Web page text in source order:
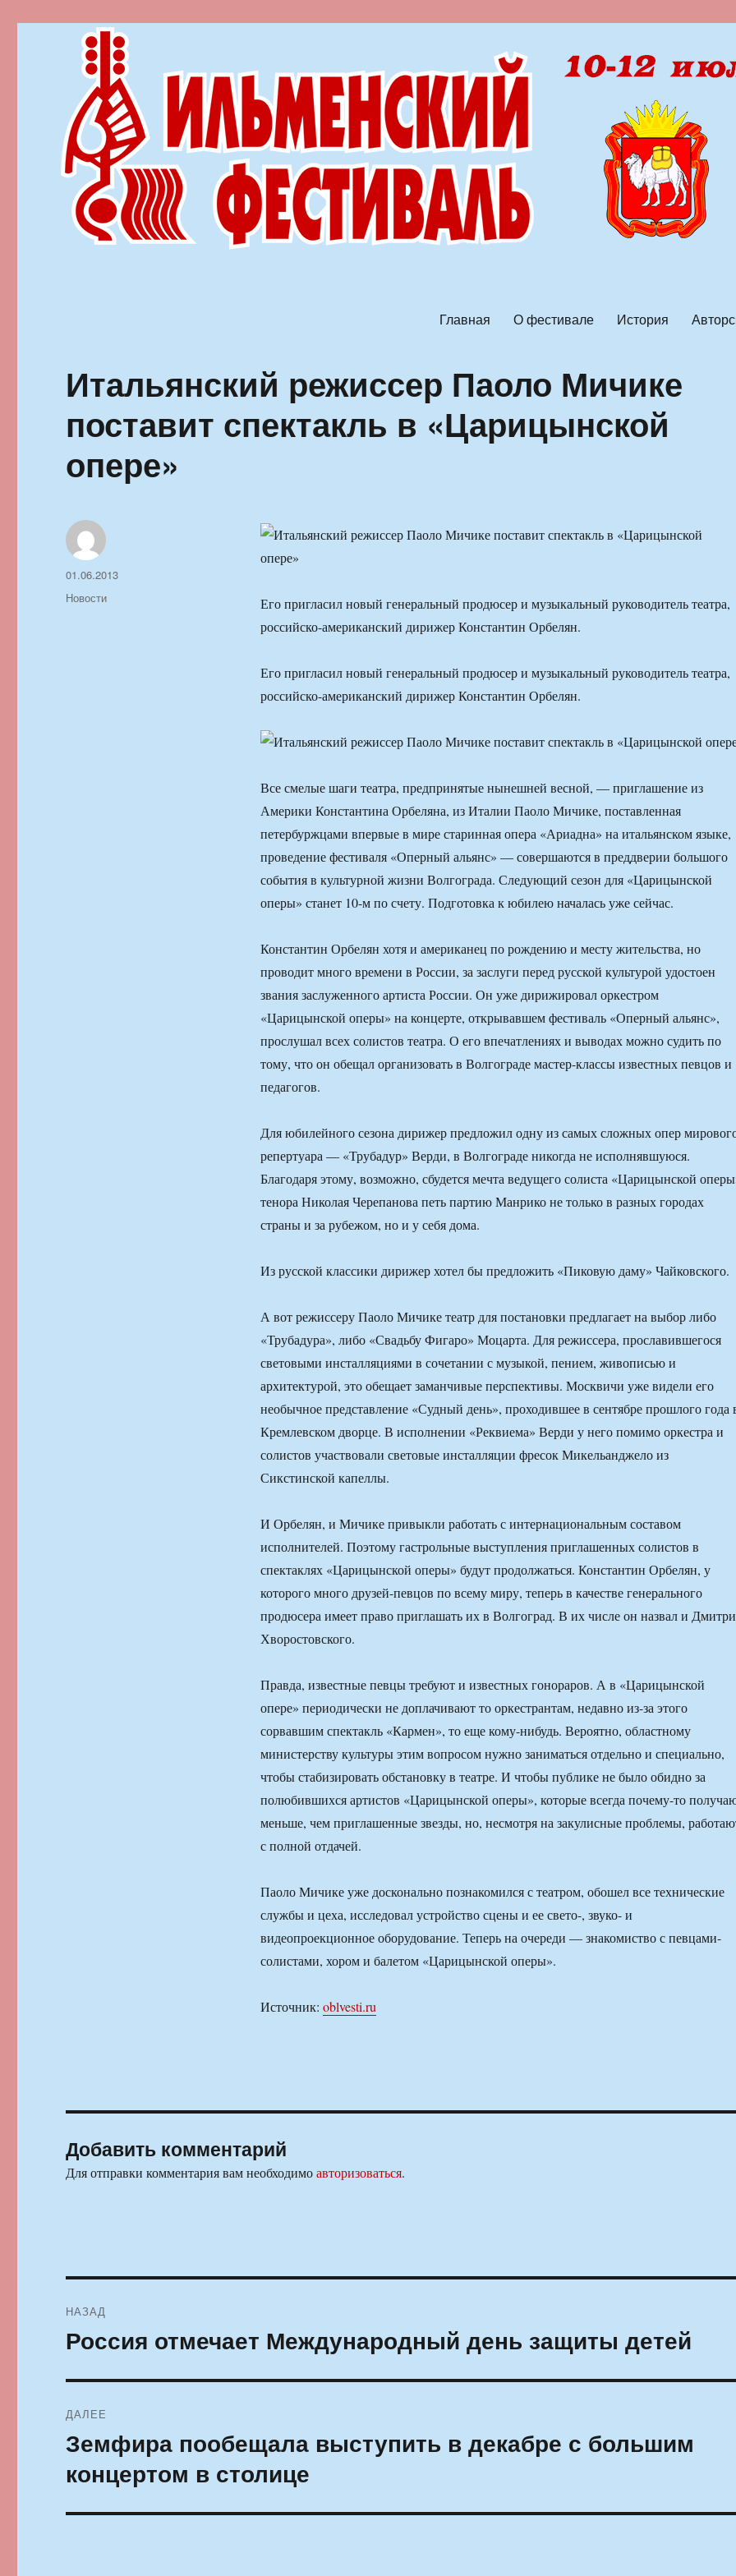
Главная О фестивале История
Итальянский режиссер Паоло Мичике
поставит спектакль в «Царицынской
опере»
Его пригласил новый генеральный продюсер и музыкальный руководитель театра,
российско-американский дирижер Константин Орбелян.
Его пригласил новый генеральный продюсер и музыкальный руководитель театра,
российско-американский дирижер Константин Орбелян.
Все смелые шаги театра, предпринятые нынешней весной, — приглашение из
Америки Константина Орбеляна, из Италии Паоло Мичике, поставленная
петербуржцами впервые в мире старинная опера «Ариадна» на итальянском языке,
проведение фестиваля «Оперный альянс» — совершаются в преддверии большого
события в культурной жизни Волгограда. Следующий сезон для «Царицынской
оперы» станет 10-м по счету. Подготовка к юбилею началась уже сейчас.
Константин Орбелян хотя и американец по рождению и месту жительства, но
проводит много времени в России, за заслуги перед русской культурой удостоен
звания заслуженного артиста России. Он уже дирижировал оркестром
«Царицынской оперы» на концерте, открывавшем фестиваль «Оперный альянс»,
прослушал всех солистов театра. О его впечатлениях и выводах можно судить по
тому, что он обещал организовать в Волгограде мастер-классы известных певцов и
педагогов.
Для юбилейного сезона дирижер предложил одну из самых сложных опер
репертуара — «Трубадур» Верди, в Волгограде никогда не исполнявшуюся.
Благодаря этому, возможно, сбудется мечта ведущего солиста «Царицынской
тенора Николая Черепанова петь партию Манрико не только в разных городах
страны и за рубежом, но и у себя дома.
Из русской классики дирижер хотел бы предложить «Пиковую даму» Чайковского.
А вот режиссеру Паоло Мичике театр для постановки предлагает на выбор либо
«Трубадура», либо «Свадьбу Фигаро» Моцарта. Для режиссера, прославившегося
световыми инсталляциями в сочетании с музыкой, пением, живописью и
архитектурой, это обещает заманчивые перспективы. Москвичи уже видели его
необычное представление «Судный день», проходившее в сентябре прошлого года
Кремлевском дворце. В исполнении «Реквиема» Верди у него помимо оркестра и
солистов участвовали световые инсталляции фресок Микельанджело из
Сикстинской капеллы.
И Орбелян, и Мичике привыкли работать с интернациональным составом
исполнителей. Поэтому гастрольные выступления приглашенных солистов в
спектаклях «Царицынской оперы» будут продолжаться. Константин Орбелян, у
которого много друзей-певцов по всему миру, теперь в качестве генерального
продюсера имеет право приглашать их в Волгоград. В их числе он назвал и
Хворостовского.
Правда, известные певцы требуют и известных гонораров. А в «Царицынской
опере» периодически не доплачивают то оркестрантам, недавно из-за этого
сорвавшим спектакль «Кармен», то еще кому-нибудь. Вероятно, областному
министерству культуры этим вопросом нужно заниматься отдельно и специально,
чтобы стабизировать обстановку в театре. И чтобы публике не было обидно за
полюбившихся артистов «Царицынской оперы», которые всегда почему-то
меньше, чем приглашенные звезды, но, несмотря на закулисные проблемы,
с полной отдачей.
Паоло Мичике уже досконально познакомился с театром, обошел все технические
службы и цеха, исследовал устройство сцены и ее свето-, звуко- и
видеопроекционное оборудование. Теперь на очереди — знакомиство с певцами-
солистами, хором и балетом «Царицынской оперы».
Источник: oblvesti.ru
Автор
Опубликовано
01.06.2013
Рубрики
Новости
Добавить комментарий
Для отправки комментария вам необходимоавторизоваться.
по
НАЗАД
Предыдущая
Россия отмечает Международный день защиты детей
ДАЛЕЕ
Следующая
Земфира пообещала выступить в декабре с большим
концертом в столице